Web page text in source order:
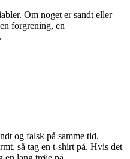
Om noget er sandt eller
forgrening, en
og falsk på samme tid.
så tag en t-shirt på. Hvis det